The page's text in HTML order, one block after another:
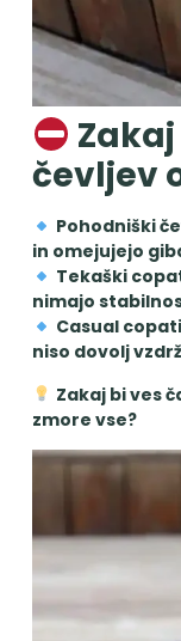
čevljev
Pohodniški
in omejujejo
Tekaški
nimajo
Casual copati
niso dovolj
Zakaj bi ves
zmore vse?